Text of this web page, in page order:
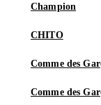
Champion
CHITO
Comme des
Comme des